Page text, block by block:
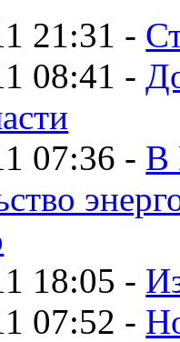
21:31 -
08:41 -
07:36 - В
18:05 -
07:52 -